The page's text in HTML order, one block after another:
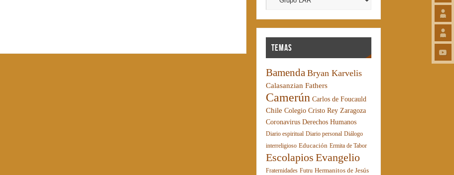
Temas
Bamenda Bryan Karvelis
Calasanzian Fathers
Camerún Carlos de Foucauld
Chile Colegio Cristo Rey Zaragoza
Coronavirus Derechos Humanos
Diario espiritual Diario personal Diálogo
interreligioso Educación Ermita de Tabor
Escolapios Evangelio
Fraternidades Futru Hermanitos de Jesús